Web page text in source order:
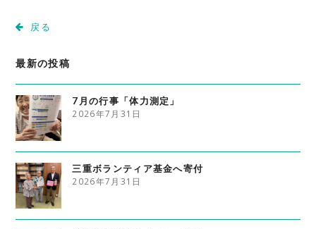
戻る
最新の投稿
7月の行事「体力測定」
2026年7月31日
三重ボランティア基金へ寄付
2026年7月31日